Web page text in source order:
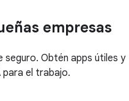
empresas
seguro. Obtén apps útiles y
para el trabajo.